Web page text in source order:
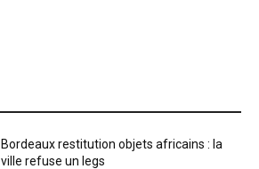
Bordeaux restitution objets africains : la
ville refuse un legs